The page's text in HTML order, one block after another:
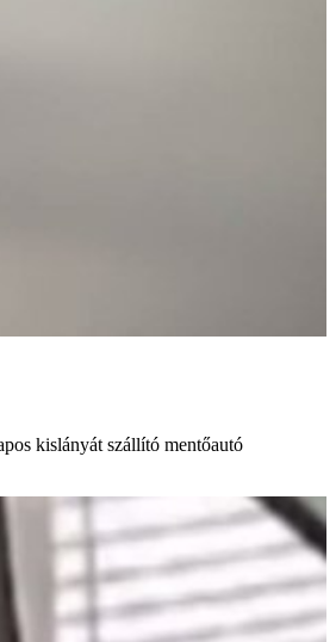
kislányát szállító mentőautó